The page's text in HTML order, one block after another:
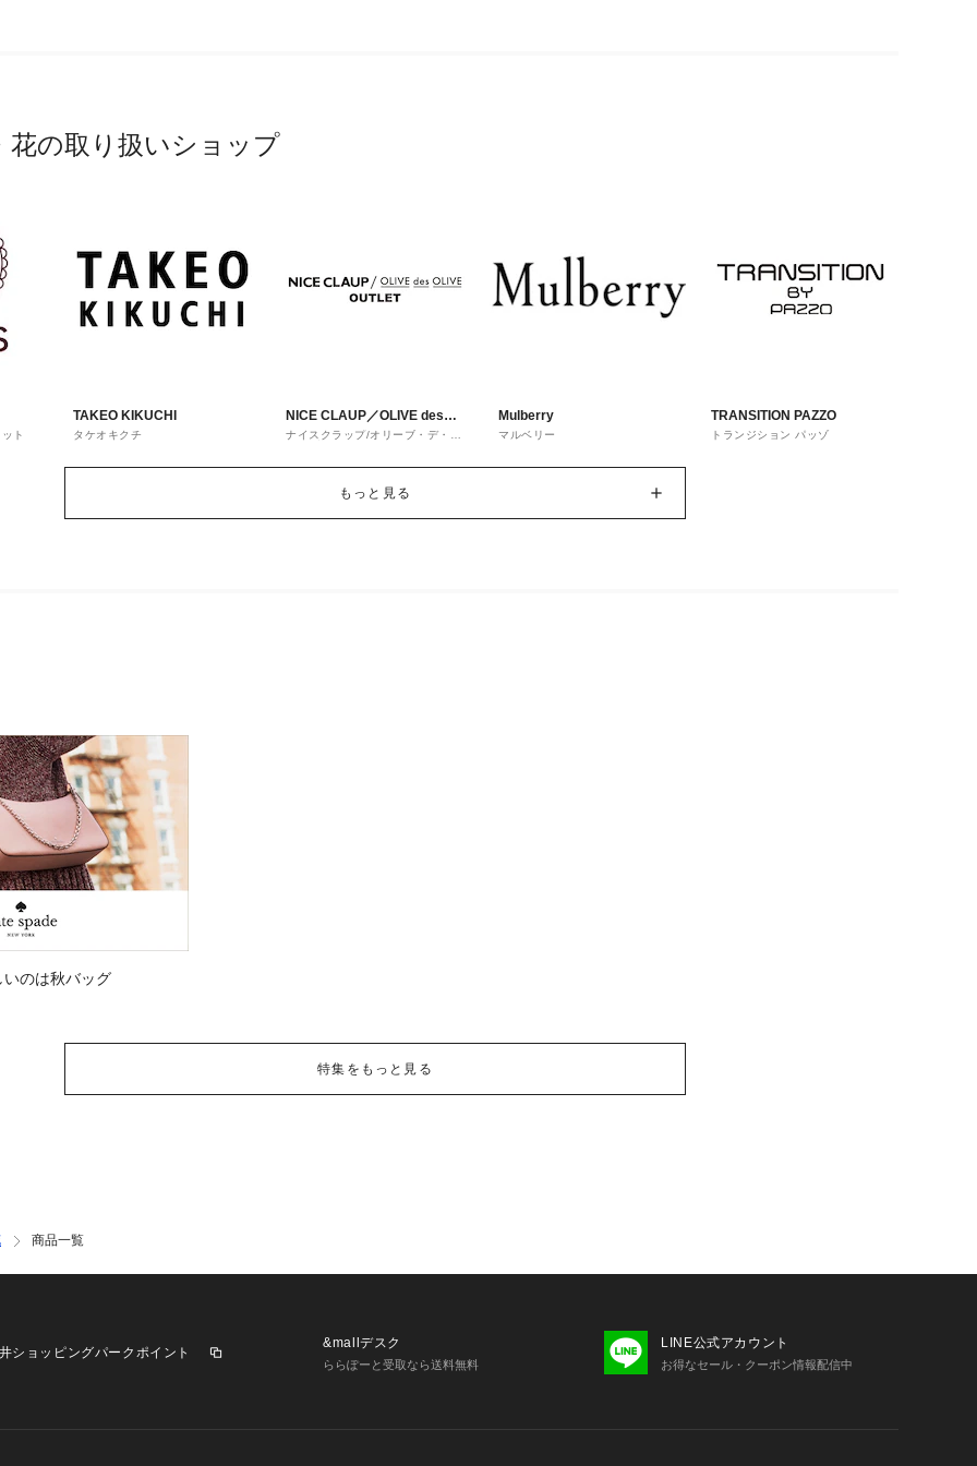
花の取り扱いショップ
ト
TAKEO KIKUCHI
タケオキクチ
NICE CLAUP／OLIVE des
OLIVE
ナイスクラップ/オリーブ・デ・オ
Mulberry
マルベリー
TRANSITION PAZZO
トランジション パッゾ
もっと見る
のは秋バッグ
特集をもっと見る
商品一覧
ショッピングパークポイント
&mallデスク
ららぽーと受取なら送料無料
LINE公式アカウント
お得なセール・クーポン情報配信中